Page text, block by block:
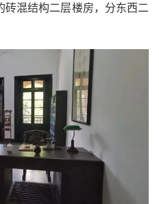
砖混结构二层楼房，分东西二